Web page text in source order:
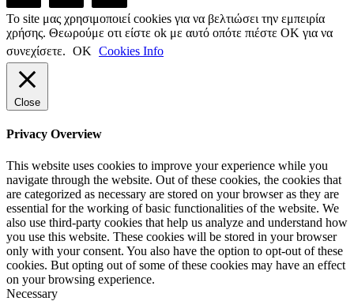
Το site μας χρησιμοποιεί cookies για να βελτιώσει την εμπειρία
χρήσης. Θεωρούμε οτι είστε ok με αυτό οπότε πιέστε ΟΚ για να
συνεχίσετε. ΟΚ Cookies Info
Close
Privacy Overview
This website uses cookies to improve your experience while you
navigate through the website. Out of these cookies, the cookies that
are categorized as necessary are stored on your browser as they are
essential for the working of basic functionalities of the website. We
also use third-party cookies that help us analyze and understand how
you use this website. These cookies will be stored in your browser
only with your consent. You also have the option to opt-out of these
cookies. But opting out of some of these cookies may have an effect
on your browsing experience.
Necessary